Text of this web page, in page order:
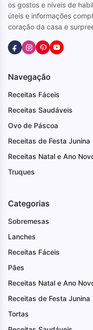
os gostos e níveis de
úteis e informações
coração da casa e
Navegação
Receitas Fáceis
Receitas Saudáveis
Ovo de Páscoa
Receitas de Festa Junina
Receitas Natal e Ano
Truques
Categorias
Sobremesas
Lanches
Receitas Fáceis
Pães
Receitas Natal e Ano
Receitas de Festa Junina
Tortas